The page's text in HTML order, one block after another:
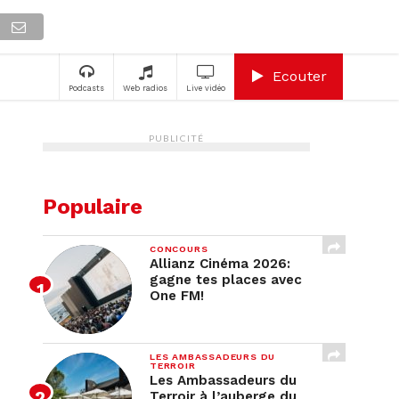
Podcasts Web radios Live vidéo
Ecouter
PUBLICITÉ
Populaire
CONCOURS
Allianz Cinéma 2026:
gagne tes places avec
One FM!
LES AMBASSADEURS DU
TERROIR
Les Ambassadeurs du